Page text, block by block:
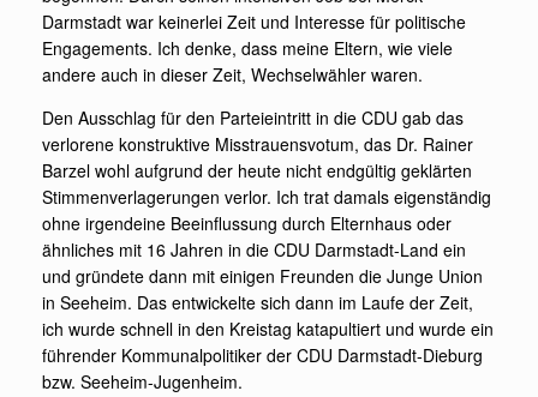
Darmstadt war keinerlei Zeit und Interesse für politische
Engagements. Ich denke, dass meine Eltern, wie viele
andere auch in dieser Zeit, Wechselwähler waren.
Den Ausschlag für den Parteieintritt in die CDU gab das
verlorene konstruktive Misstrauensvotum, das Dr. Rainer
Barzel wohl aufgrund der heute nicht endgültig geklärten
Stimmenverlagerungen verlor. Ich trat damals eigenständig
ohne irgendeine Beeinflussung durch Elternhaus oder
ähnliches mit 16 Jahren in die CDU Darmstadt-Land ein
und gründete dann mit einigen Freunden die Junge Union
in Seeheim. Das entwickelte sich dann im Laufe der Zeit,
ich wurde schnell in den Kreistag katapultiert und wurde ein
führender Kommunalpolitiker der CDU Darmstadt-Dieburg
bzw. Seeheim-Jugenheim.